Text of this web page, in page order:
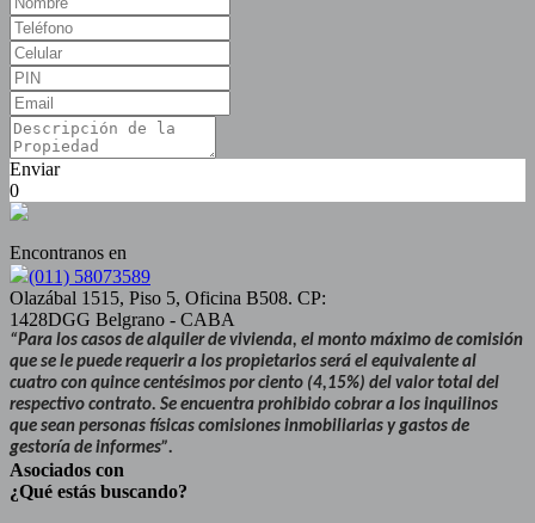
Enviar
0
Encontranos en
(011) 58073589
Olazábal 1515, Piso 5, Oficina B508. CP:
1428DGG Belgrano - CABA
“Para los casos de alquiler de vivienda, el monto máximo de comisión
que se le puede requerir a los propietarios será el equivalente al
cuatro con quince centésimos por ciento (4,15%) del valor total del
respectivo contrato. Se encuentra prohibido cobrar a los inquilinos
que sean personas físicas comisiones inmobiliarias y gastos de
gestoría de informes”.
Asociados con
¿Qué estás buscando?